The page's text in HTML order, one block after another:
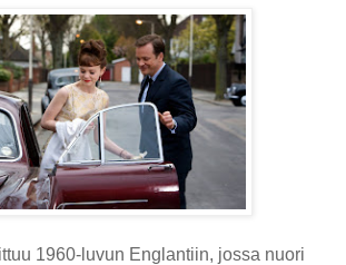
1960-luvun Englantiin, jossa nuori